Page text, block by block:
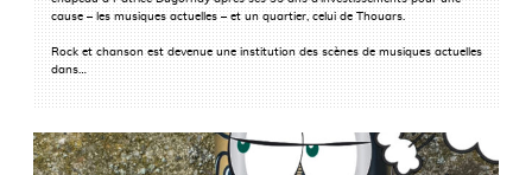
cause – les musiques actuelles – et un quartier, celui de Thouars.
Rock et chanson est devenue une institution des scènes de musiques actuelles
dans…
LIRE LA SUITE